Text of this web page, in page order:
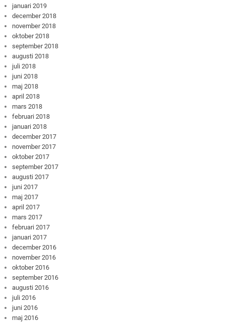
januari 2019
december 2018
november 2018
oktober 2018
september 2018
augusti 2018
juli 2018
juni 2018
maj 2018
april 2018
mars 2018
februari 2018
januari 2018
december 2017
november 2017
oktober 2017
september 2017
augusti 2017
juni 2017
maj 2017
april 2017
mars 2017
februari 2017
januari 2017
december 2016
november 2016
oktober 2016
september 2016
augusti 2016
juli 2016
juni 2016
maj 2016